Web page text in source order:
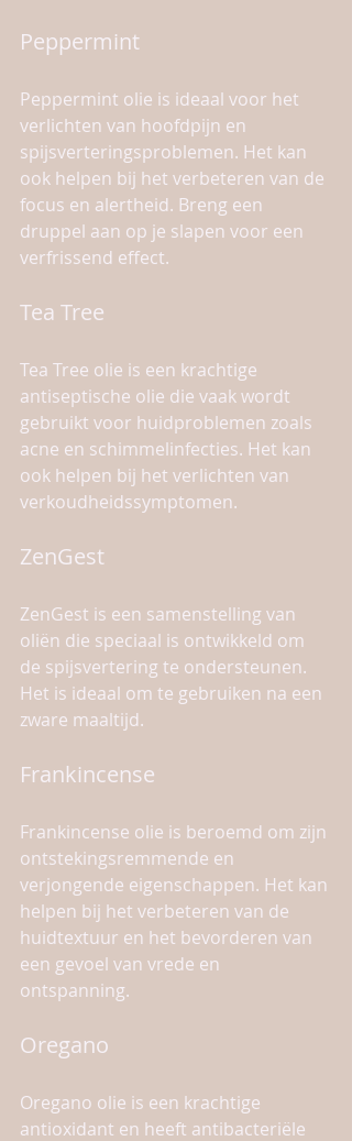
Peppermint
Peppermint olie is ideaal voor het
verlichten van hoofdpijn en
spijsverteringsproblemen. Het kan
ook helpen bij het verbeteren van de
focus en alertheid. Breng een
druppel aan op je slapen voor een
verfrissend effect.
Tea Tree
Tea Tree olie is een krachtige
antiseptische olie die vaak wordt
gebruikt voor huidproblemen zoals
acne en schimmelinfecties. Het kan
ook helpen bij het verlichten van
verkoudheidssymptomen.
ZenGest
ZenGest is een samenstelling van
oliën die speciaal is ontwikkeld om
de spijsvertering te ondersteunen.
Het is ideaal om te gebruiken na een
zware maaltijd.
Frankincense
Frankincense olie is beroemd om zijn
ontstekingsremmende en
verjongende eigenschappen. Het kan
helpen bij het verbeteren van de
huidtextuur en het bevorderen van
een gevoel van vrede en
ontspanning.
Oregano
Oregano olie is een krachtige
antioxidant en heeft antibacteriële